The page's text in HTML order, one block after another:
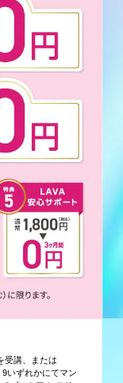
受講、または
9いずれかにてマン